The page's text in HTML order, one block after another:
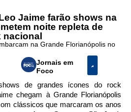
Jaime farão shows na
noite repleta de
na Grande Florianópolis no
Jornais em
Foco
de grandes ícones do rock
chegam à Grande Florianópolis
clássicos que marcaram os anos